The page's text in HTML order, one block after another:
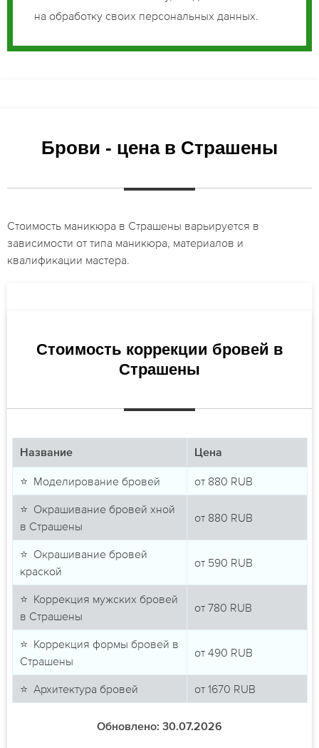
на обработку своих персональных данных.
Брови - цена в Страшены
Стоимость маникюра в Страшены варьируется в
зависимости от типа маникюра, материалов и
квалификации мастера.
Стоимость коррекции бровей в
Страшены
Название Цена
⭐ Моделирование бровей от 880 RUB
⭐ Окрашивание бровей хной
в Страшены
от 880 RUB
⭐ Окрашивание бровей
краской
от 590 RUB
⭐ Коррекция мужских бровей
в Страшены
от 780 RUB
⭐ Коррекция формы бровей в
Страшены
от 490 RUB
⭐ Архитектура бровей от 1670 RUB
Обновлено: 30.07.2026